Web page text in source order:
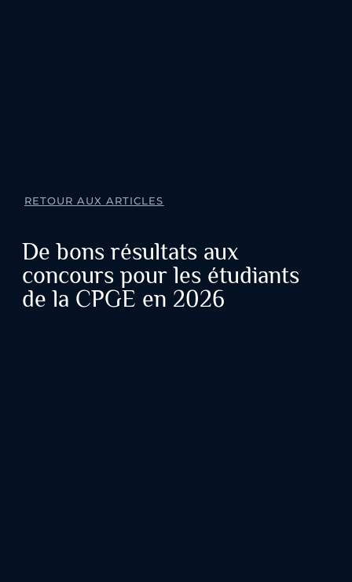
RETOUR AUX ARTICLES
De bons résultats aux
concours pour les étudiants
de la CPGE en 2026